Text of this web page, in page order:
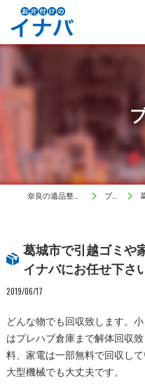
奈良の遺品整理はイナバ ブログ
葛城市で引越ゴミや
イナバにお任せ下さ
2019/06/17
どんな物でも回収致します。
はプレハブ倉庫まで解体回収
料、家電は一部無料で回収し
大型機械でも大丈夫です。